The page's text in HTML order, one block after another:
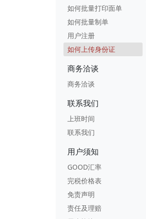
如何批量打印面单
如何批量制单
用户注册
如何上传身份证
商务洽谈
商务洽谈
联系我们
上班时间
联系我们
用户须知
GOOD汇率
完税价格表
免责声明
责任及理赔